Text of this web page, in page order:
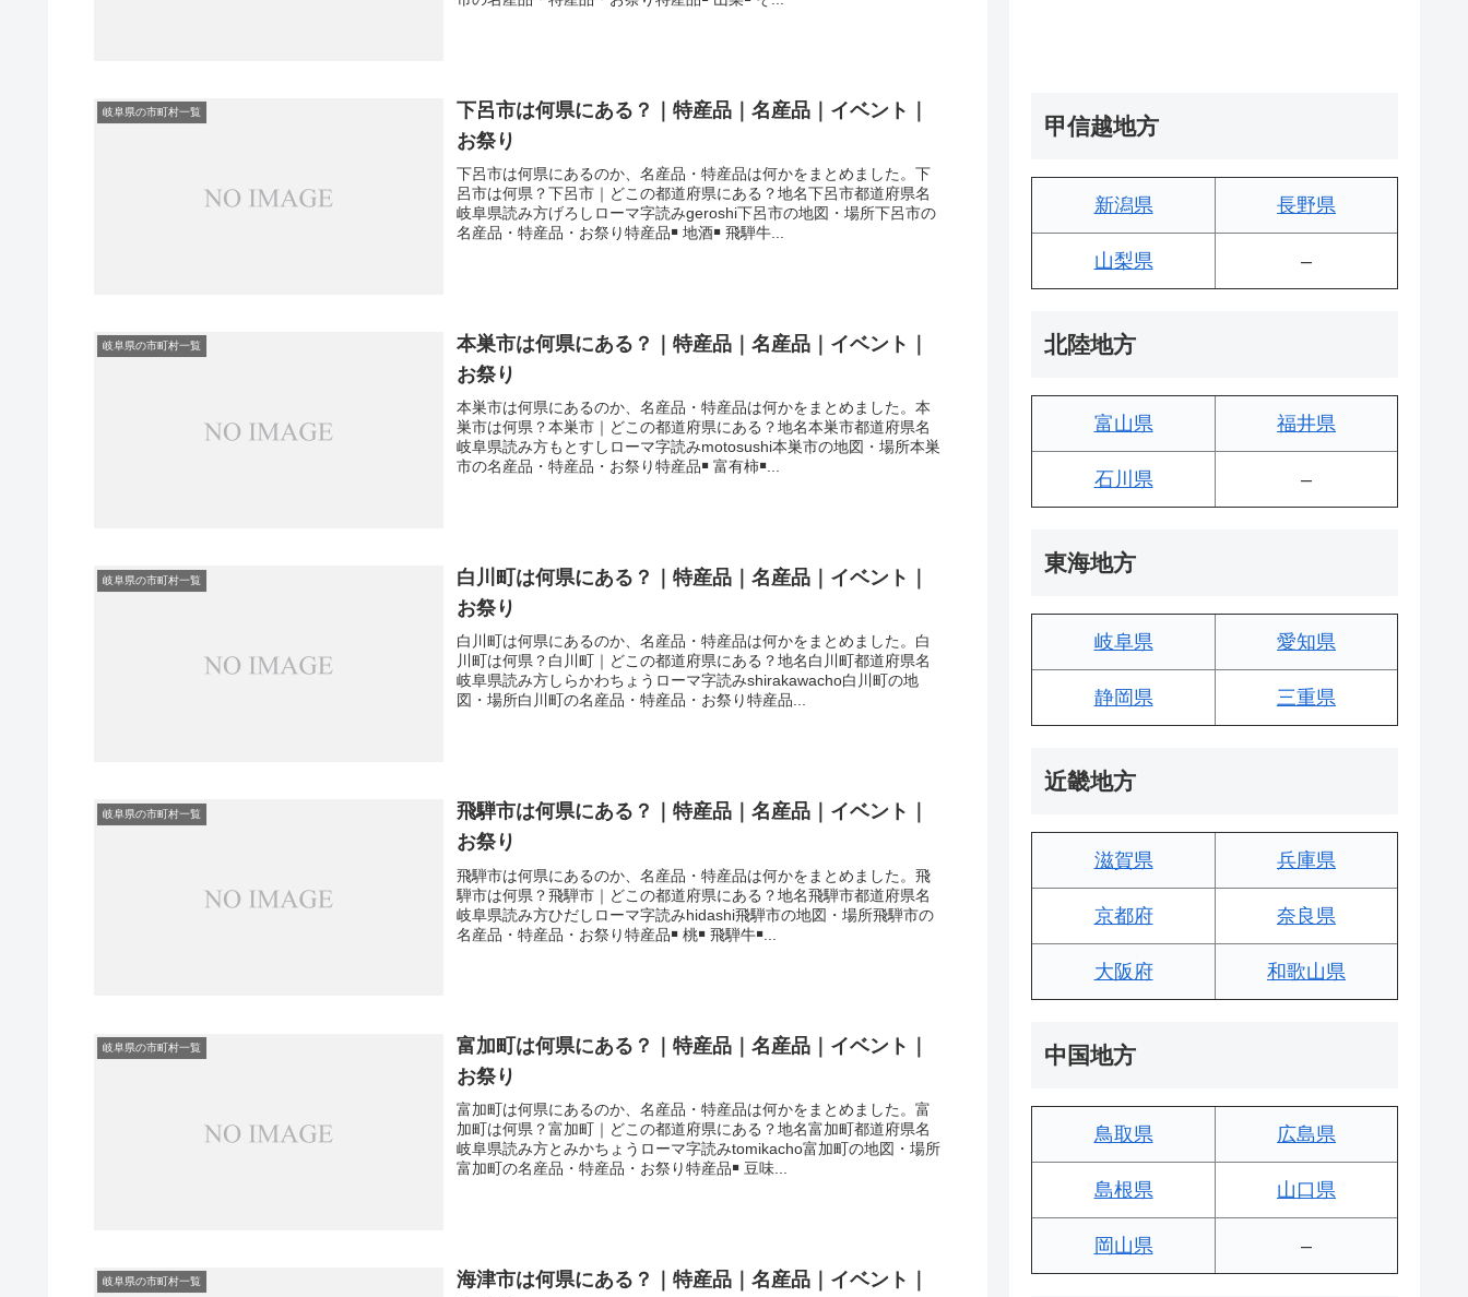
岐阜県の市町村一覧
下呂市は何県にある？｜特産品｜名産品｜イベント｜
お祭り
下呂市は何県にあるのか、名産品・特産品は何かをまとめました。下
呂市は何県？下呂市｜どこの都道府県にある？地名下呂市都道府県名
岐阜県読み方げろしローマ字読みgeroshi下呂市の地図・場所下呂市の
名産品・特産品・お祭り特産品￭ 地酒￭ 飛騨牛...
岐阜県の市町村一覧
本巣市は何県にある？｜特産品｜名産品｜イベント｜
お祭り
本巣市は何県にあるのか、名産品・特産品は何かをまとめました。本
巣市は何県？本巣市｜どこの都道府県にある？地名本巣市都道府県名
岐阜県読み方もとすしローマ字読みmotosushi本巣市の地図・場所本巣
市の名産品・特産品・お祭り特産品￭ 富有柿￭...
岐阜県の市町村一覧
白川町は何県にある？｜特産品｜名産品｜イベント｜
お祭り
白川町は何県にあるのか、名産品・特産品は何かをまとめました。白
川町は何県？白川町｜どこの都道府県にある？地名白川町都道府県名
岐阜県読み方しらかわちょうローマ字読みshirakawacho白川町の地
図・場所白川町の名産品・特産品・お祭り特産品...
岐阜県の市町村一覧
飛騨市は何県にある？｜特産品｜名産品｜イベント｜
お祭り
飛騨市は何県にあるのか、名産品・特産品は何かをまとめました。飛
騨市は何県？飛騨市｜どこの都道府県にある？地名飛騨市都道府県名
岐阜県読み方ひだしローマ字読みhidashi飛騨市の地図・場所飛騨市の
名産品・特産品・お祭り特産品￭ 桃￭ 飛騨牛￭...
岐阜県の市町村一覧
富加町は何県にある？｜特産品｜名産品｜イベント｜
お祭り
富加町は何県にあるのか、名産品・特産品は何かをまとめました。富
加町は何県？富加町｜どこの都道府県にある？地名富加町都道府県名
岐阜県読み方とみかちょうローマ字読みtomikacho富加町の地図・場所
富加町の名産品・特産品・お祭り特産品￭ 豆味...
岐阜県の市町村一覧
海津市は何県にある？｜特産品｜名産品｜イベント｜
甲信越地方
新潟県 長野県
山梨県 –
北陸地方
富山県 福井県
石川県 –
東海地方
岐阜県 愛知県
静岡県 三重県
近畿地方
滋賀県 兵庫県
京都府 奈良県
大阪府 和歌山県
中国地方
鳥取県 広島県
島根県 山口県
岡山県 –